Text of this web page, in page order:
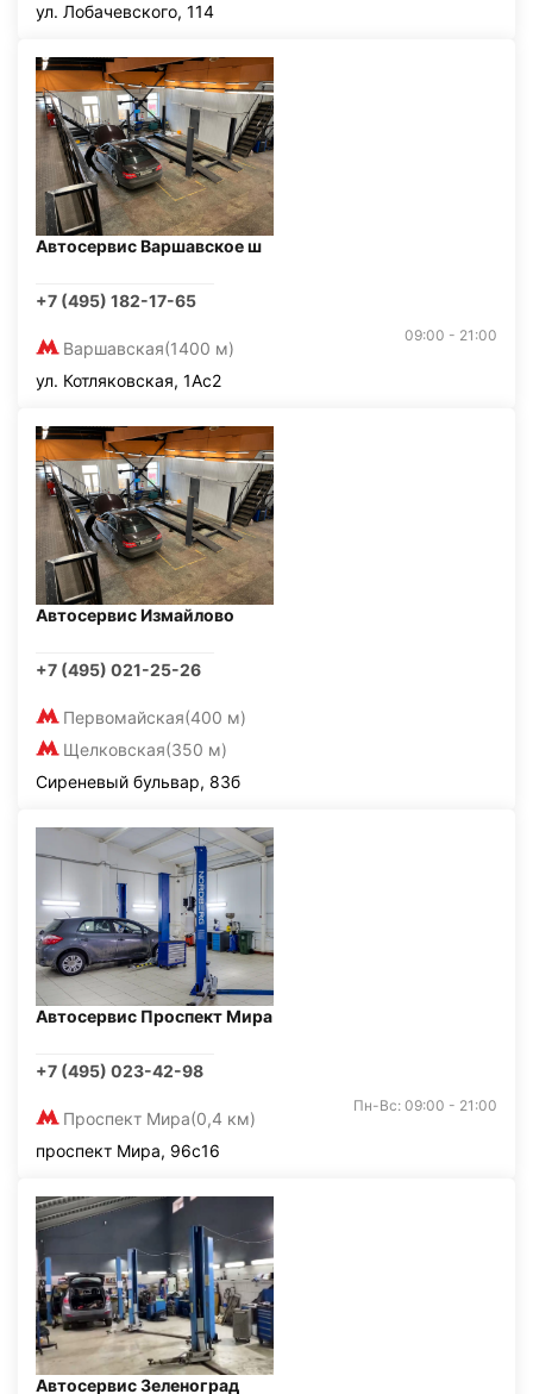
ул. Лобачевского, 114
Автосервис Варшавское ш
+7 (495) 182-17-65
Варшавская(1400 м)
09:00 - 21:00
ул. Котляковская, 1Ас2
Автосервис Измайлово
+7 (495) 021-25-26
Первомайская(400 м)
Щелковская(350 м)
Сиреневый бульвар, 83б
Автосервис Проспект Мира
+7 (495) 023-42-98
Проспект Мира(0,4 км)
Пн-Вс: 09:00 - 21:00
проспект Мира, 96с16
Автосервис Зеленоград